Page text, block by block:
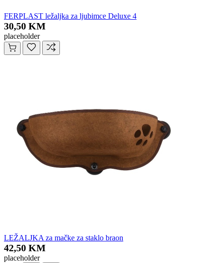
FERPLAST ležaljka za ljubimce Deluxe 4
30,50 KM
placeholder
LEŽALJKA za mačke za staklo braon
42,50 KM
placeholder